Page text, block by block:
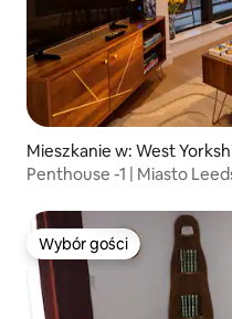
Mieszkanie w: West
Penthouse -1 | Miasto
Wybór gości
Wybór gości